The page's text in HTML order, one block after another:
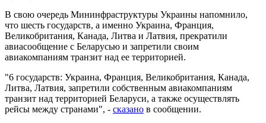
В свою очередь Мининфраструктуры Украины напомнило,
что шесть государств, а именно Украина, Франция,
Великобритания, Канада, Литва и Латвия, прекратили
авиасообщение с Беларусью и запретили своим
авиакомпаниям транзит над ее территорией.
"6 государств: Украина, Франция, Великобритания, Канада,
Литва, Латвия, запретили собственным авиакомпаниям
транзит над территорией Беларуси, а также осуществлять
рейсы между странами", - сказано в сообщении.